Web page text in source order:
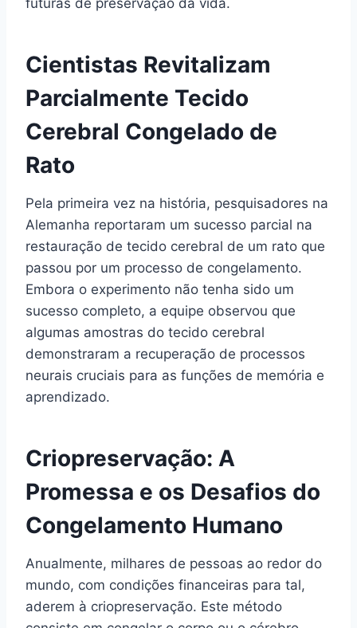
Cientistas Revitalizam
Parcialmente Tecido
Cerebral Congelado de
Rato
Pela primeira vez na história, pesquisadores na
Alemanha reportaram um sucesso parcial na
restauração de tecido cerebral de um rato que
passou por um processo de congelamento.
Embora o experimento não tenha sido um
sucesso completo, a equipe observou que
algumas amostras do tecido cerebral
demonstraram a recuperação de processos
neurais cruciais para as funções de memória e
aprendizado.
Criopreservação: A
Promessa e os Desafios do
Congelamento Humano
Anualmente, milhares de pessoas ao redor do
mundo, com condições financeiras para tal,
aderem à criopreservação. Este método